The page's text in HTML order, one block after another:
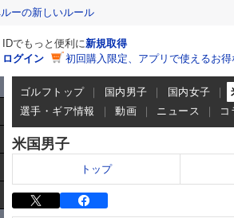
ーの新しいルール
IDでもっと便利に新規取得
ログイン
初回購入限定、アプリで使えるお得
ゴルフトップ 国内男子 国内女子
選手・ギア情報
動画 ニュース コ
米国男子
トップ